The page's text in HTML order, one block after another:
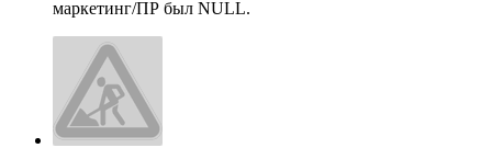
маркетинг/ПР был NULL.